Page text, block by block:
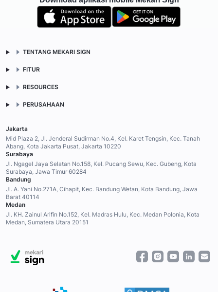
TENTANG MEKARI SIGN
FITUR
RESOURCES
PERUSAHAAN
Jakarta
Mid Plaza 2, Jl. Jenderal Sudirman No.4, Kel. Karet Tengsin, Kec. Tanah
Abang, Kota Jakarta Pusat, Jakarta 10220
Surabaya
Jl. Ngagel Jaya Selatan No.158, Kel. Pucang Sewu, Kec. Gubeng, Kota
Surabaya, Jawa Timur 60284
Bandung
Jl. A. Yani No.271A, Cihapit, Kec. Bandung Wetan, Kota Bandung, Jawa
Barat 40114
Medan
Jl. KH. Zainul Arifin No.152, Kel. Madras Hulu, Kec. Medan Polonia, Kota
Medan, Sumatera Utara 20151